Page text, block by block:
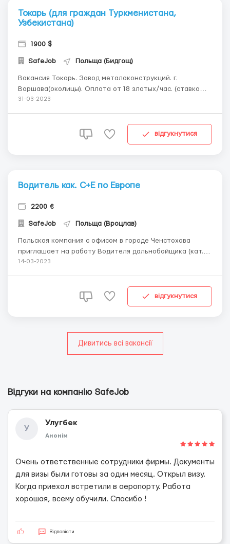
Токарь (для граждан Туркменистана,
Узбекистана)
1900 $
SafeJob Польща (Бидгощ)
Вакансия Токарь. Завод металоконструкций. г.
Варшава(околицы). Оплата от 18 злотых/час. (ставка
зависити от професиональных навыков кандидата). 10
Только официальное трудоустрой...
31-03-2023
відгукнутися
Водитель как. С+E по Европе
2200 €
SafeJob Польща (Вроцлав)
Польская компания с офисом в городе Ченстохова
приглашает на работу Водителя дальнобойщика (кат.
С+Е). Первевозка грузов по Европе. Машины Volvo,
(первый месяц оплачиваемая стажировк...
14-03-2023
відгукнутися
Дивитись всі вакансії
Відгуки на компанію SafeJob
У
Улугбек
Анонім
Очень ответственные сотрудники фирмы. Документы
для визы были готовы за один месяц. Открыл визу.
Когда приехал встретили в аеропорту. Работа
хорошая, всему обучили. Спасибо !
Відповісти